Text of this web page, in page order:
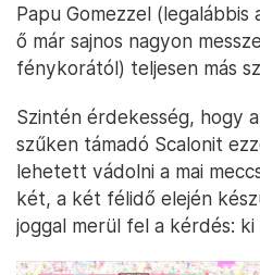
Papu Gomezzel
ő már sajnos nagyon
fénykorától) teljesen más
Szintén érdekesség, hogy
szűken támadó Scalonit
lehetett vádolni a mai
két, a két félidő elején
joggal merül fel a kérdés: